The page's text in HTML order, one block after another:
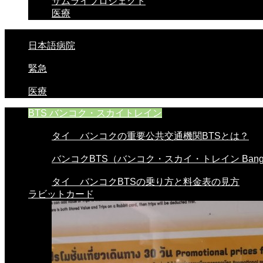
医療
日本語病院
緊急
医療
BTS バンコク・スカイトレイン
タイ バンコクの重要公共交通機関BTSとは？
バンコクBTS（バンコク・スカイ・トレイン
タイ バンコクBTSの乗り方と料金表の見方
ラビットカード